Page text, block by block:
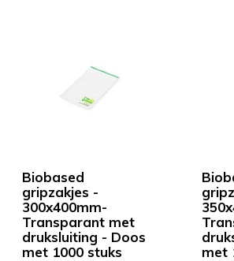
Biobased
gripzakjes -
300x400mm-
Transparant met
druksluiting - Doos
met 1000 stuks
met